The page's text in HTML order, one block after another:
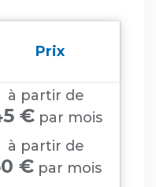
Prix
à partir de
€par mois
à partir de
€ par mois